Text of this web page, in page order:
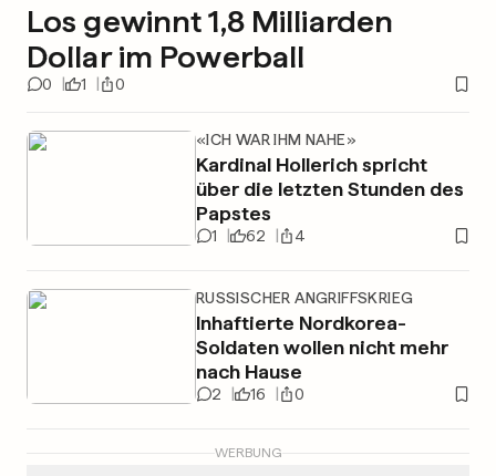
Los gewinnt 1,8 Milliarden
Dollar im Powerball
0 1 0
«ICH WAR IHM NAHE»
Kardinal Hollerich spricht
über die letzten Stunden des
Papstes
1 62 4
RUSSISCHER ANGRIFFSKRIEG
Inhaftierte Nordkorea-
Soldaten wollen nicht mehr
nach Hause
2 16 0
WERBUNG